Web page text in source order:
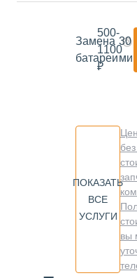
Замена
батареи
500-
1100
₽
30
ПОКАЗАТЬ
ВСЕ
УСЛУГИ
вы